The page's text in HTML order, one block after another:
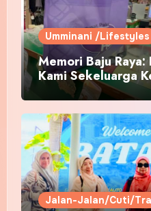
Umminani /Lifestyles
Memori Baju Raya:
Kami Sekeluarga
Pakaian Hari-Hari?
Jalan-Jalan/Cuti/